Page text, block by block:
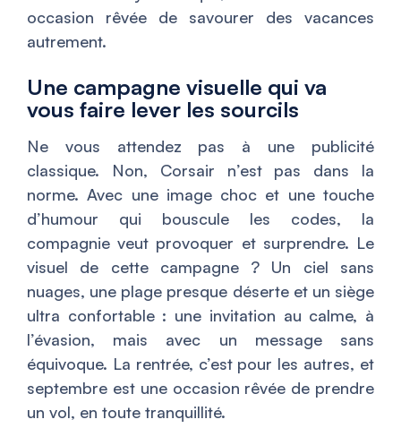
occasion rêvée de savourer des vacances
autrement.
Une campagne visuelle qui va
vous faire lever les sourcils
Ne vous attendez pas à une publicité
classique. Non, Corsair n’est pas dans la
norme. Avec une image choc et une touche
d’humour qui bouscule les codes, la
compagnie veut provoquer et surprendre. Le
visuel de cette campagne ? Un ciel sans
nuages, une plage presque déserte et un siège
ultra confortable : une invitation au calme, à
l’évasion, mais avec un message sans
équivoque. La rentrée, c’est pour les autres, et
septembre est une occasion rêvée de prendre
un vol, en toute tranquillité.